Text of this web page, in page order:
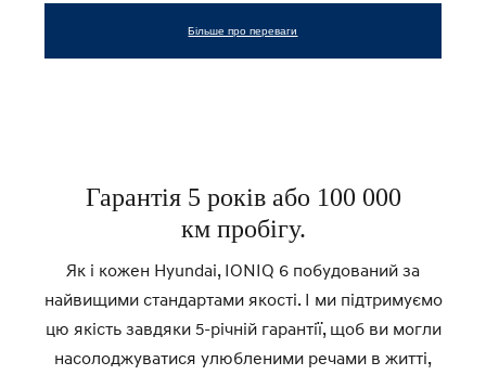
Більше про переваги
Гарантія 5 років або 100 000
км пробігу.
Як і кожен Hyundai, IONIQ 6 побудований за
найвищими стандартами якості. І ми підтримуємо
цю якість завдяки 5-річній гарантії, щоб ви могли
насолоджуватися улюбленими речами в житті,